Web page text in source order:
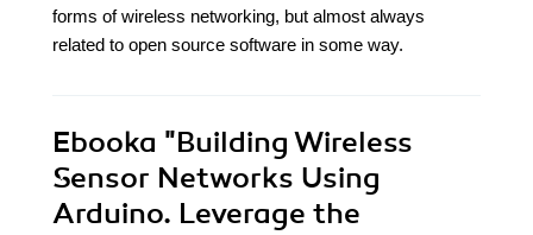
forms of wireless networking, but almost always
related to open source software in some way.
Ebooka "Building Wireless
Sensor Networks Using
Arduino. Leverage the